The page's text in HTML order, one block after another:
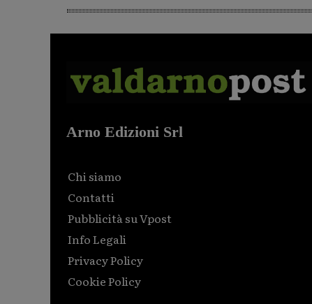
Arno Edizioni Srl
Chi siamo
Contatti
Pubblicità su Vpost
Info Legali
Privacy Policy
Cookie Policy